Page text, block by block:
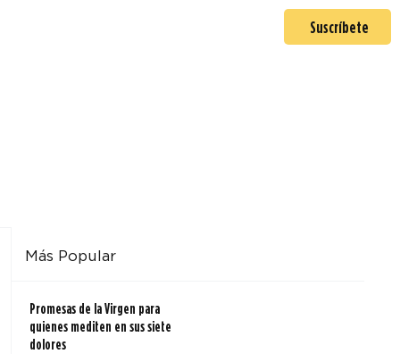
Suscríbete
Más Popular
Promesas de la Virgen para
quienes mediten en sus siete
dolores